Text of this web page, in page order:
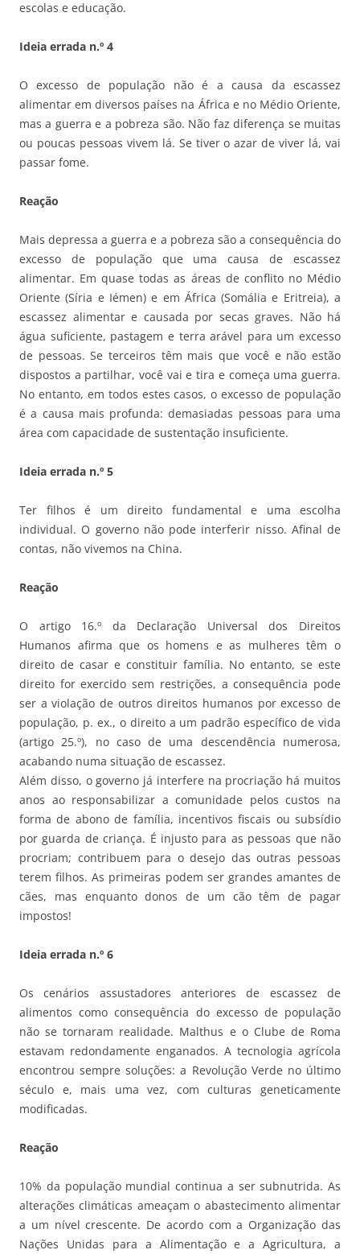
escolas e educação.
Ideia errada n.º 4
O excesso de população não é a causa da escassez
alimentar em diversos países na África e no Médio Oriente,
mas a guerra e a pobreza são. Não faz diferença se muitas
ou poucas pessoas vivem lá. Se tiver o azar de viver lá, vai
passar fome.
Reação
Mais depressa a guerra e a pobreza são a consequência do
excesso de população que uma causa de escassez
alimentar. Em quase todas as áreas de conflito no Médio
Oriente (Síria e Iémen) e em África (Somália e Eritreia), a
escassez alimentar e causada por secas graves. Não há
água suficiente, pastagem e terra arável para um excesso
de pessoas. Se terceiros têm mais que você e não estão
dispostos a partilhar, você vai e tira e começa uma guerra.
No entanto, em todos estes casos, o excesso de população
é a causa mais profunda: demasiadas pessoas para uma
área com capacidade de sustentação insuficiente.
Ideia errada n.º 5
Ter filhos é um direito fundamental e uma escolha
individual. O governo não pode interferir nisso. Afinal de
contas, não vivemos na China.
Reação
O artigo 16.º da Declaração Universal dos Direitos
Humanos afirma que os homens e as mulheres têm o
direito de casar e constituir família. No entanto, se este
direito for exercido sem restrições, a consequência pode
ser a violação de outros direitos humanos por excesso de
população, p. ex., o direito a um padrão específico de vida
(artigo 25.º), no caso de uma descendência numerosa,
acabando numa situação de escassez.
Além disso, o governo já interfere na procriação há muitos
anos ao responsabilizar a comunidade pelos custos na
forma de abono de família, incentivos fiscais ou subsídio
por guarda de criança. É injusto para as pessoas que não
procriam; contribuem para o desejo das outras pessoas
terem filhos. As primeiras podem ser grandes amantes de
cães, mas enquanto donos de um cão têm de pagar
impostos!
Ideia errada n.º 6
Os cenários assustadores anteriores de escassez de
alimentos como consequência do excesso de população
não se tornaram realidade. Malthus e o Clube de Roma
estavam redondamente enganados. A tecnologia agrícola
encontrou sempre soluções: a Revolução Verde no último
século e, mais uma vez, com culturas geneticamente
modificadas.
Reação
10% da população mundial continua a ser subnutrida. As
alterações climáticas ameaçam o abastecimento alimentar
a um nível crescente. De acordo com a Organização das
Nações Unidas para a Alimentação e a Agricultura, a